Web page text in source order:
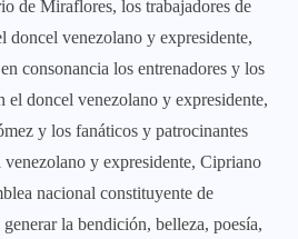
de Miraflores, los trabajadores de
doncel venezolano y expresidente,
consonancia los entrenadores y los
el doncel venezolano y expresidente,
y los fanáticos y patrocinantes
y expresidente, Cipriano
nacional constituyente de
la bendición, belleza, poesía,